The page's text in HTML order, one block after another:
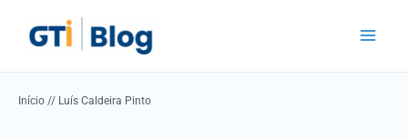
content
Início // Luís Caldeira Pinto